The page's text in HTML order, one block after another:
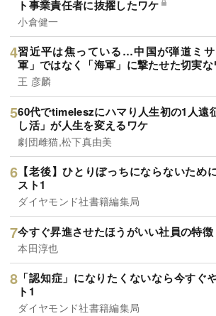
ト事業責任者に抜擢したワケ
小倉健一
習近平は焦っている…中国が弾道ミ
軍」ではなく「海軍」に撃たせた切実な
王 彦麟
60代でtimeleszにハマり人生初の1人
し活」が人生を変えるワケ
劇団雌猫,松下真由美
【老後】ひとりぼっちにならないため
スト1
ダイヤモンド社書籍編集局
今すぐ昇進させたほうがいい社員の特徴
本田淳也
「認知症」になりたくないなら今すぐ
ト1
ダイヤモンド社書籍編集局